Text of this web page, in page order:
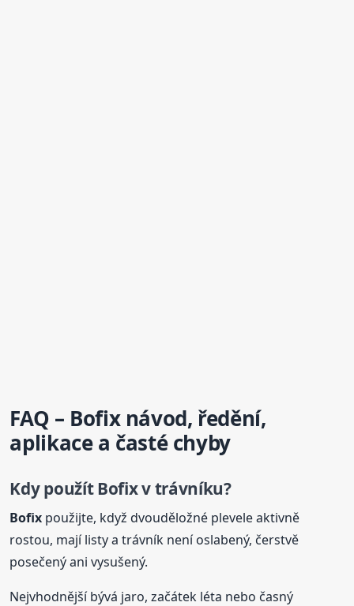
FAQ – Bofixnávod, ředění,
aplikacea časté chyby
Kdy použítBofixv trávníku?
Bofix použijte, když dvouděložné plevele aktivně
rostou, mají listy a trávník není oslabený, čerstvě
posečený ani vysušený.
Nejvhodnější bývá jaro, začátek léta nebo časný